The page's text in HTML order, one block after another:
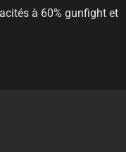
à 60% gunfight et